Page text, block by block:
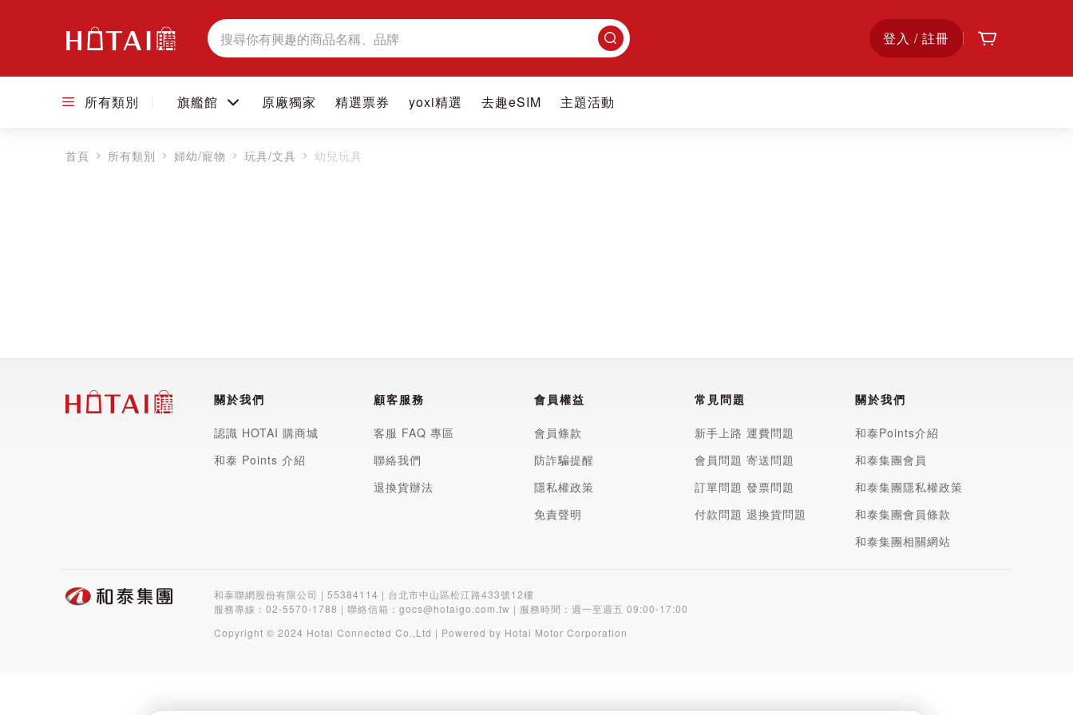
登入 / 註冊
搜
尋
搜
尋
所有類別 旗艦館 原廠獨家 精選票券 yoxi精選 去趣eSIM 主題活動
首頁 所有類別 婦幼/寵物 玩具/文具 幼兒玩具
關於我們
認識 HOTAI 購商城
和泰 Points 介紹
顧客服務
客服 FAQ 專區
聯絡我們
退換貨辦法
會員權益
會員條款
防詐騙提醒
隱私權政策
免責聲明
常見問題
新手上路
會員問題
訂單問題
付款問題
運費問題
寄送問題
發票問題
退換貨問題
關於我們
和泰Points介紹
和泰集團會員
和泰集團隱私權政策
和泰集團會員條款
和泰集團相關網站
和泰聯網股份有限公司 | 55384114 | 台北市中山區松江路433號12樓
服務專線： 02-5570-1788 | 聯絡信箱： gocs@hotaigo.com.tw | 服務時間：週一至週五 09:00-17:00
Copyright © 2024 Hotai Connected Co.,Ltd | Powered by Hotai Motor Corporation